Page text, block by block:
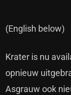
(English below)
Krater is nu
opnieuw
Asgrauw ook